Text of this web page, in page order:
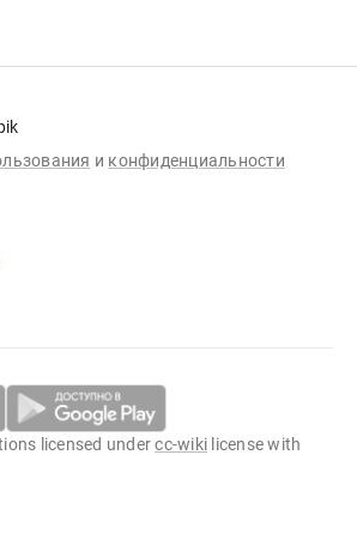
и конфиденциальности
licensed undercc-wiki license with